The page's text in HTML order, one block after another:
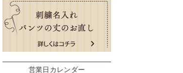
営業日カレンダー